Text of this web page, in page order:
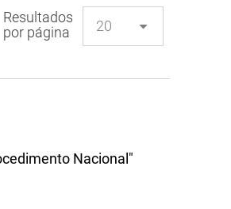
Resultados
por página
Nacional"